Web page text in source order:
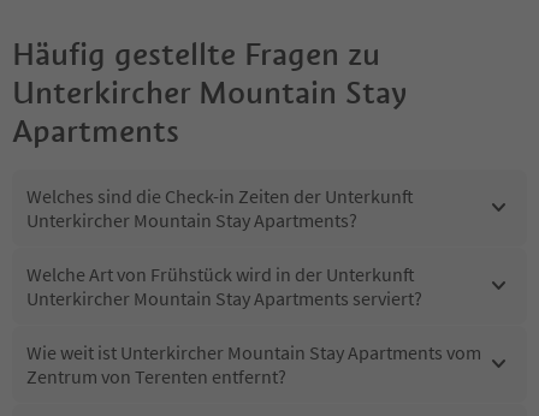
Häufig gestellte Fragen zu
Unterkircher Mountain Stay
Apartments
Welches sind die Check-in Zeiten der Unterkunft
Unterkircher Mountain Stay Apartments?
Welche Art von Frühstück wird in der Unterkunft
Unterkircher Mountain Stay Apartments serviert?
Wie weit ist Unterkircher Mountain Stay Apartments vom
Zentrum von Terenten entfernt?